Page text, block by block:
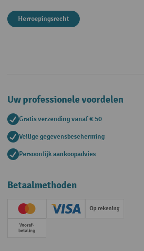
Herroepingsrecht
Uw professionele voordelen
Gratis verzending vanaf € 50
Veilige gegevensbescherming
Persoonlijk aankoopadvies
Betaalmethoden
Creditcard (Master)Creditcard (Visa)Op rekening
Vooruitbetaling